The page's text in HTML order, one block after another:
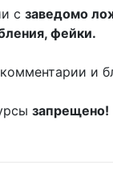
с заведомо
фейки.
и
запрещено!